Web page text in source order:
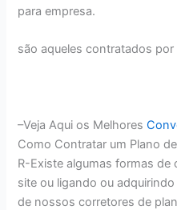
para empresa.
são aqueles contratados
–Veja Aqui os Melhores
Como Contratar um Plano
R-Existe algumas formas
site ou ligando ou
de nossos corretores de